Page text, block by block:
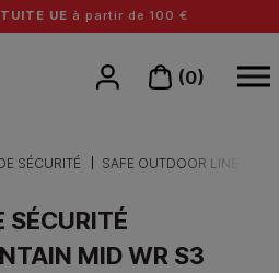
UE à partir de 100 €
(0)
SÉCURITÉ SAFE OUTDOOR LINE
SÉCURITÉ
MID WR S3